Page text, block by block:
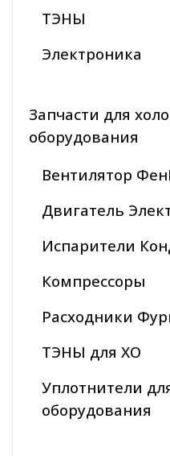
ТЭНЫ
Электроника
Запчасти для
оборудования
Вентилятор
Двигатель
Испарители
Компрессоры
Расходники
ТЭНЫ для ХО
Уплотнители
оборудования